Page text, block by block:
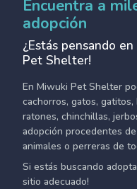
Encuentra a
adopción
¿Estás pensando
Pet Shelter!
En Miwuki Pet Shelter
cachorros, gatos, gatitos,
ratones, chinchillas,
adopción procedentes
animales o perreras de
Si estás buscando
sitio adecuado!